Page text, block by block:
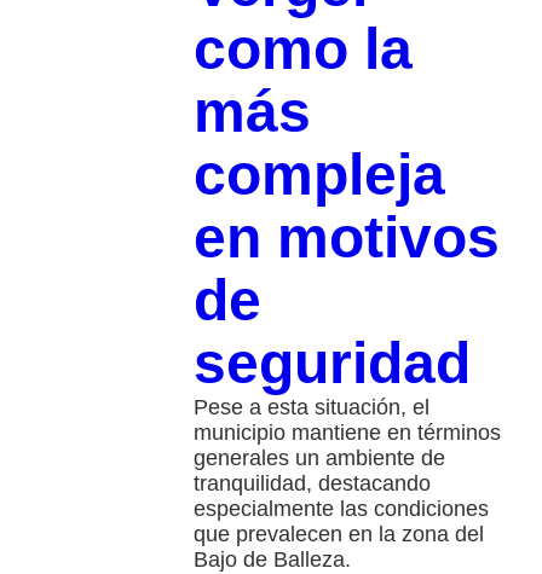
como la
más
compleja
en motivos
de
seguridad
Pese a esta situación, el
municipio mantiene en términos
generales un ambiente de
tranquilidad, destacando
especialmente las condiciones
que prevalecen en la zona del
Bajo de Balleza.